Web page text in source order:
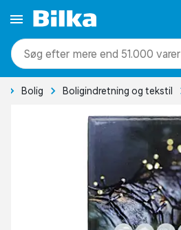
mere end 51.000 varer
Bolig Boligindretning og tekstil